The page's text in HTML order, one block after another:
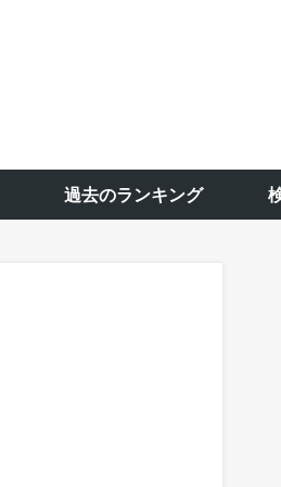
過去のランキング